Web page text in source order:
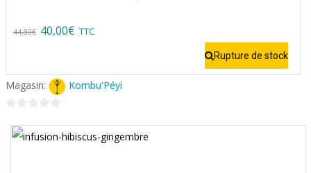
44,80€ Original
was:
44,80€.
40,00€ Current
is:
TTC
Rupture de stock
Magasin: Kombu'Péyi
sur